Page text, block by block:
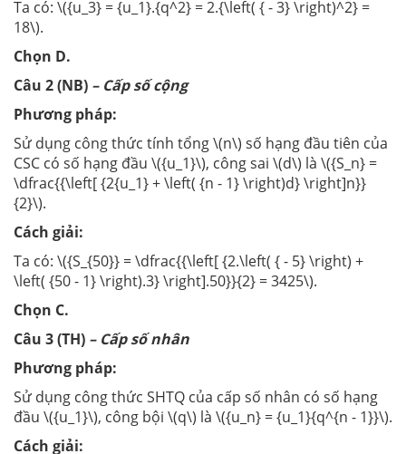
Ta có: \({u_3} = {u_1}.{q^2} = 2.{\left( { - 3} \right)^2} =
18\).
Chọn D.
Câu 2 (NB) – Cấp số cộng
Phương pháp:
Sử dụng công thức tính tổng \(n\) số hạng đầu tiên của
CSC có số hạng đầu \({u_1}\), công sai \(d\) là \({S_n} =
\dfrac{{\left[ {2{u_1} + \left( {n - 1} \right)d} \right]n}}
{2}\).
Cách giải:
Ta có: \({S_{50}} = \dfrac{{\left[ {2.\left( { - 5} \right) +
\left( {50 - 1} \right).3} \right].50}}{2} = 3425\).
Chọn C.
Câu 3 (TH) – Cấp số nhân
Phương pháp:
Sử dụng công thức SHTQ của cấp số nhân có số hạng
đầu \({u_1}\), công bội \(q\) là \({u_n} = {u_1}{q^{n - 1}}\).
Cách giải: